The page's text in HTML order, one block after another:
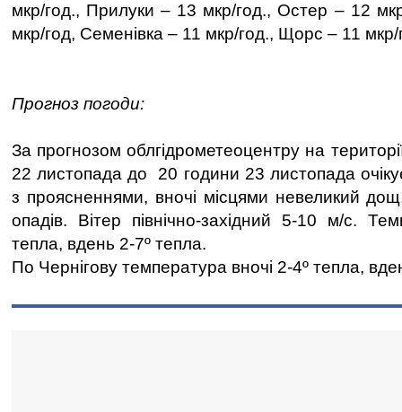
мкр/год., Прилуки – 13 мкр/год., Остер – 12
мкр/год, Семенівка – 11 мкр/год., Щорс – 11 мкр/
Прогноз погоди:
За прогнозом облгідрометеоцентру на
22 листопада до 20 години 23 листопада
з проясненнями, вночі місцями невеликий
опадів. Вітер північно-західний 5-10 м/с.
тепла, вдень 2-7º тепла.
По Чернігову температура вночі 2-4º тепла,